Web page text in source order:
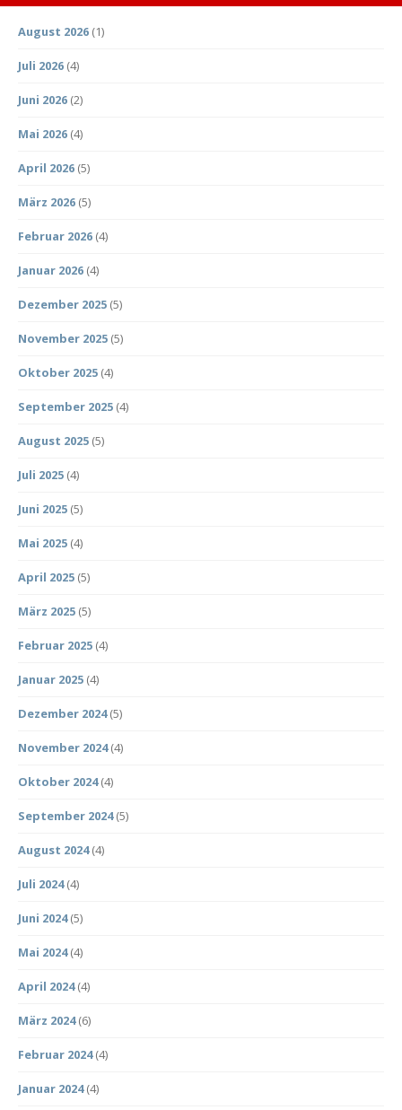
August 2026 (1)
Juli 2026 (4)
Juni 2026 (2)
Mai 2026 (4)
April 2026 (5)
März 2026 (5)
Februar 2026 (4)
Januar 2026 (4)
Dezember 2025 (5)
November 2025 (5)
Oktober 2025 (4)
September 2025 (4)
August 2025 (5)
Juli 2025 (4)
Juni 2025 (5)
Mai 2025 (4)
April 2025 (5)
März 2025 (5)
Februar 2025 (4)
Januar 2025 (4)
Dezember 2024(5)
November 2024(4)
Oktober 2024(4)
September 2024(5)
August 2024(4)
Juli 2024(4)
Juni 2024(5)
Mai 2024(4)
April 2024(4)
März 2024(6)
Februar 2024(4)
Januar 2024(4)